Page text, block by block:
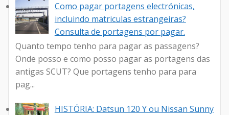
Como pagar portagens electrónicas,
incluindo matriculas estrangeiras?
Consulta de portagens por pagar.
Quanto tempo tenho para pagar as passagens?
Onde posso e como posso pagar as portagens das
antigas SCUT? Que portagens tenho para para
pag...
HISTÓRIA: Datsun 120 Y ou Nissan Sunny